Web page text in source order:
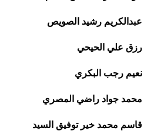
عبدالكريم رشيد الصويص
رزق علي الحيحي
نعيم رجب البكري
محمد جواد راضي المصري
قاسم محمد خير توفيق السيد